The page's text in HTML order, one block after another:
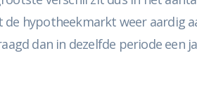
hypotheekmarkt weer aardig
dan in dezelfde periode een